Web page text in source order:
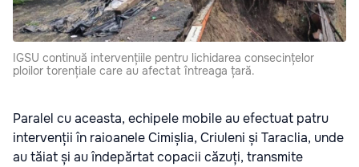
IGSU continuă intervențiile pentru lichidarea consecințelor
ploilor torențiale care au afectat întreaga țară.
Paralel cu aceasta, echipele mobile au efectuat patru
intervenții în raioanele Cimișlia, Criuleni și Taraclia, unde
au tăiat și au îndepărtat copacii căzuți, transmite